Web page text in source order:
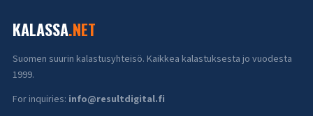
KALASSA.NET
Suomen suurin kalastusyhteisö. Kaikkea kalastuksesta jo vuodesta
1999.
For inquiries: info@resultdigital.fi